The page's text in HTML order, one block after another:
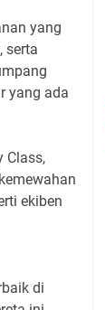
yang
serta
yang ada
Class,
ekiben
di